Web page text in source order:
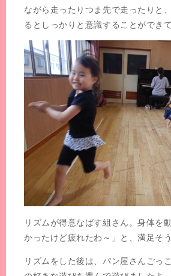
ながら走ったりつま先で走ったりと
るとしっかりと意識することができ
リズムが得意なばす組さん。身体を
かったけど疲れたわ～」と、満足そ
リズムをした後は、パン屋さんごっ